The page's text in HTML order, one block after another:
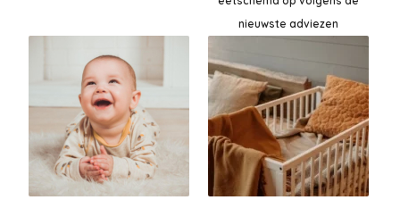
nieuwste adviezen